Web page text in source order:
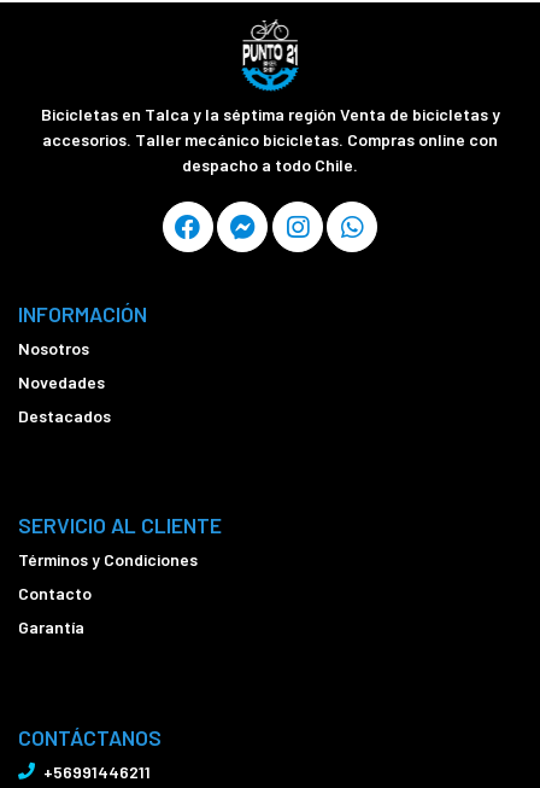
Bicicletas en Talca y la séptima región Venta de bicicletas y
accesorios. Taller mecánico bicicletas. Compras online con
despacho a todo Chile.
INFORMACIÓN
Nosotros
Novedades
Destacados
SERVICIO AL CLIENTE
Términos y Condiciones
Contacto
Garantía
CONTÁCTANOS
+56991446211